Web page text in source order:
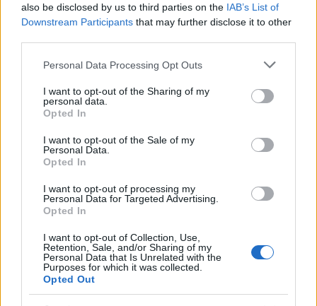
also be disclosed by us to third parties on the IAB’s List of
Downstream Participants that may further disclose it to other
Please note that this website/app uses one or more Google
not limited to your visit or usage behaviour. You may click to
grant or deny consent to Google and its third-party tags to
use your data for below specified purposes in below Google
consent section.
Personal Data Processing Opt Outs
I want to opt-out of the Sharing of my
personal data.
Opted In
I want to opt-out of the Sale of my
Personal Data.
Opted In
I want to opt-out of processing my
Personal Data for Targeted Advertising.
Opted In
I want to opt-out of Collection, Use,
Retention, Sale, and/or Sharing of my
Personal Data that Is Unrelated with the
Purposes for which it was collected.
Opted Out
2000 /2000
Πολιτική Απορρήτου&Όροι Χρήσηςτης Google.
ΑΛΕΞΑΝΔΡΑ ΝΙΚΑ
Share:
Ακολουθήστε το Νewsit.gr στοGoogle News
ενημερωθείτε πρώτοι για όλη την ειδησεογραφία και τα